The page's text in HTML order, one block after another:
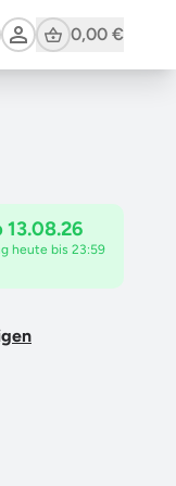
Cart0,00 €
13.08.26
heute bis 23:59